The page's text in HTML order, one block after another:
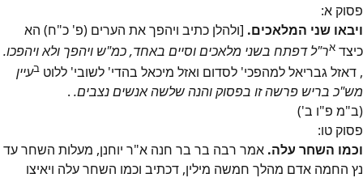
פסוק א:
ויבאו שני המלאכים. [ולהלן כתיב ויהפך את הערים (פ' כ"ח) הא
כיצד אר"ל דפתח בשני מלאכים וסיים באחד, כמ"ש ויהפך ולא ויהפכו.
, דאזל גבריאל למהפכי' לסדום ואזל מיכאל בהדי' לשובי' ללוט בעיין
מש"כ בריש פרשה זו בפסוק והנה שלשה אנשים נצבים. .
(ב"מ פ"ו ב')
פסוק טו:
וכמו השחר עלה. אמר רבה בר בר חנה א"ר יוחנן, מעלות השחר עד
נץ החמה אדם מהלך חמשה מילין, דכתיב וכמו השחר עלה ויאיצו